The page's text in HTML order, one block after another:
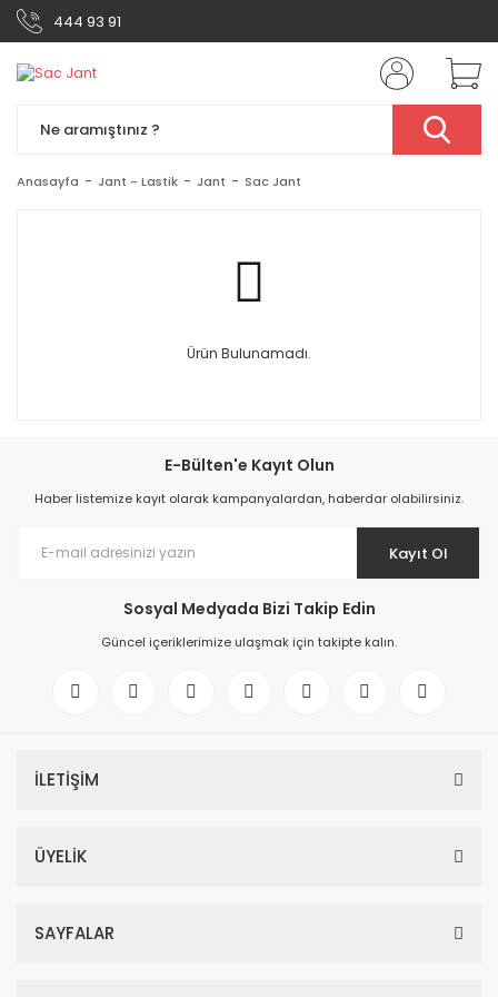
444 93 91
Anasayfa Jant - Lastik Jant Sac Jant
Ürün Bulunamadı.
E-Bülten'e Kayıt Olun
Haber listemize kayıt olarak kampanyalardan, haberdar olabilirsiniz.
Kayıt Ol
Sosyal Medyada Bizi Takip Edin
Güncel içeriklerimize ulaşmak için takipte kalın.
İLETİŞİM
ÜYELİK
SAYFALAR